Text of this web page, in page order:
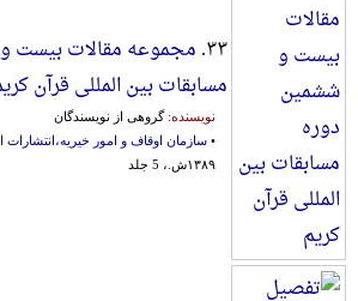
۳۳. مجموعه مقالات بیست
مسابقات بین المللی قرآن
نویسنده:گروهی از نویسندگان
• سازمان اوقاف و امور خیریه،انتشارات
۱۳۸۹ش.، 5 جلد